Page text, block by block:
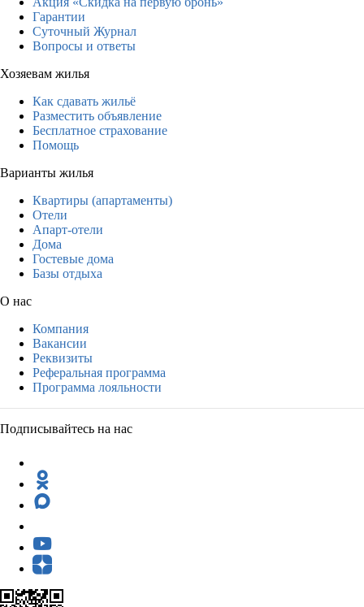
Гарантии
Суточный Журнал
Вопросы и ответы
Хозяевам жилья
Как сдавать жильё
Разместить объявление
Бесплатное страхование
Помощь
Варианты жилья
Квартиры (апартаменты)
Отели
Апарт-отели
Дома
Гостевые дома
Базы отдыха
О нас
Компания
Вакансии
Реквизиты
Реферальная программа
Программа лояльности
Подписывайтесь на нас